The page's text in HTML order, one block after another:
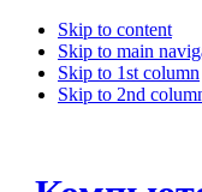
Skip to content
Skip to main
Skip to 1st column
Skip to 2nd